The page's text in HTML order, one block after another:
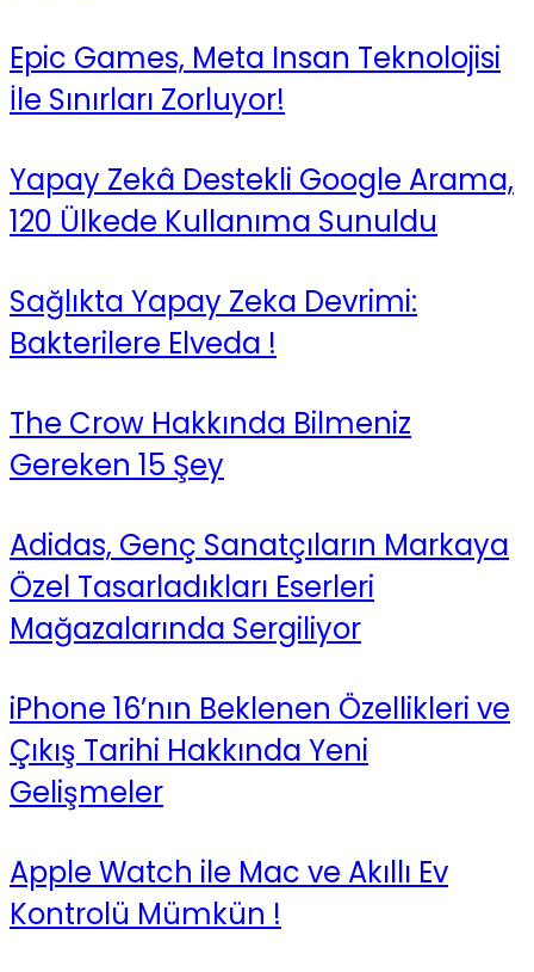
Epic Games, Meta Insan Teknolojisi
İle Sınırları Zorluyor!
Yapay Zekâ Destekli Google Arama,
120 Ülkede Kullanıma Sunuldu
Sağlıkta Yapay Zeka Devrimi:
Bakterilere Elveda !
The Crow Hakkında Bilmeniz
Gereken 15 Şey
Adidas, Genç Sanatçıların Markaya
Özel Tasarladıkları Eserleri
Mağazalarında Sergiliyor
iPhone 16’nın Beklenen Özellikleri ve
Çıkış Tarihi Hakkında Yeni
Gelişmeler
Apple Watch ile Mac ve Akıllı Ev
Kontrolü Mümkün !